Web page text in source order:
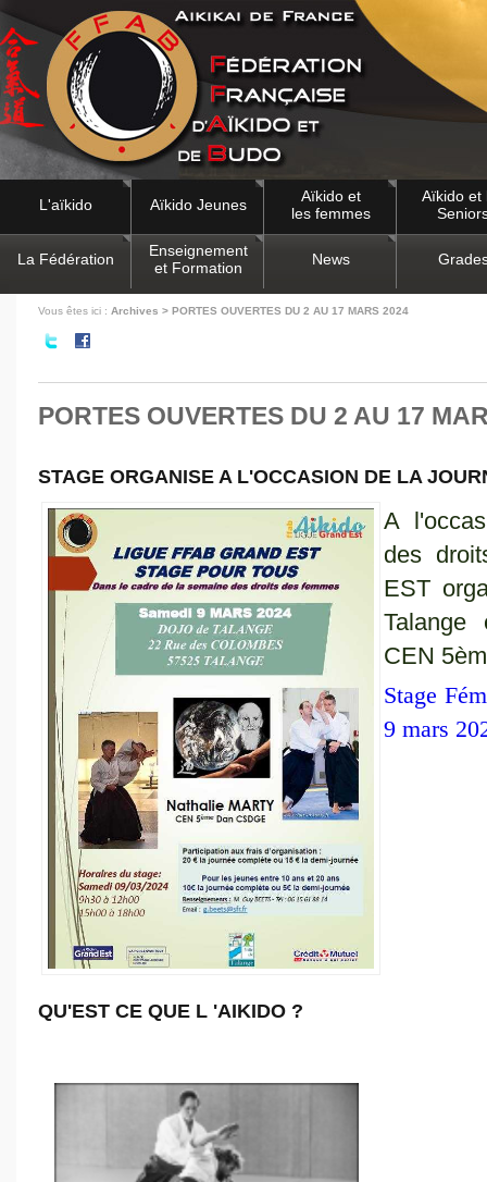
L'aïkido Aïkido Jeunes
Aïkido et
les femmes
Aïkido et
La Fédération
Enseignement
et Formation
News
Vous êtes ici : Archives > PORTES OUVERTES DU 2 AU 17 MARS 2024
PORTES OUVERTES DU 2 AU 17
STAGE ORGANISE A L'OCCASION DE LA
A
des
EST
Talange
CEN
Stage
9 mars
QU'EST CE QUE L 'AIKIDO ?